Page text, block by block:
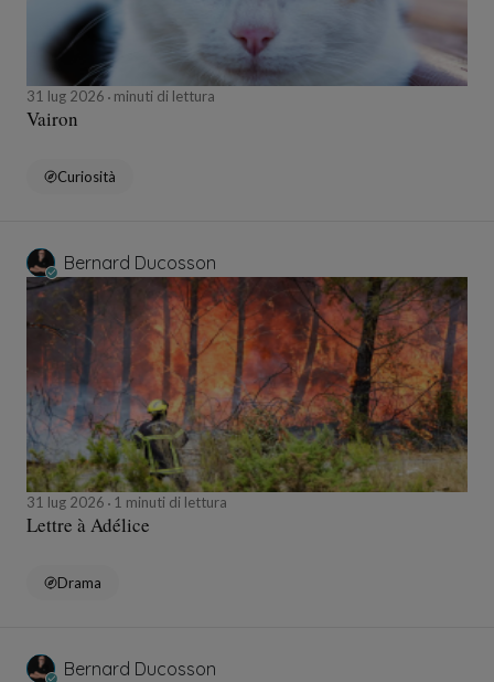
31 lug 2026 minuti di lettura
Vairon
Curiosità
Bernard Ducosson
31 lug 2026 1 minuti di lettura
Lettre à Adélice
Drama
Bernard Ducosson